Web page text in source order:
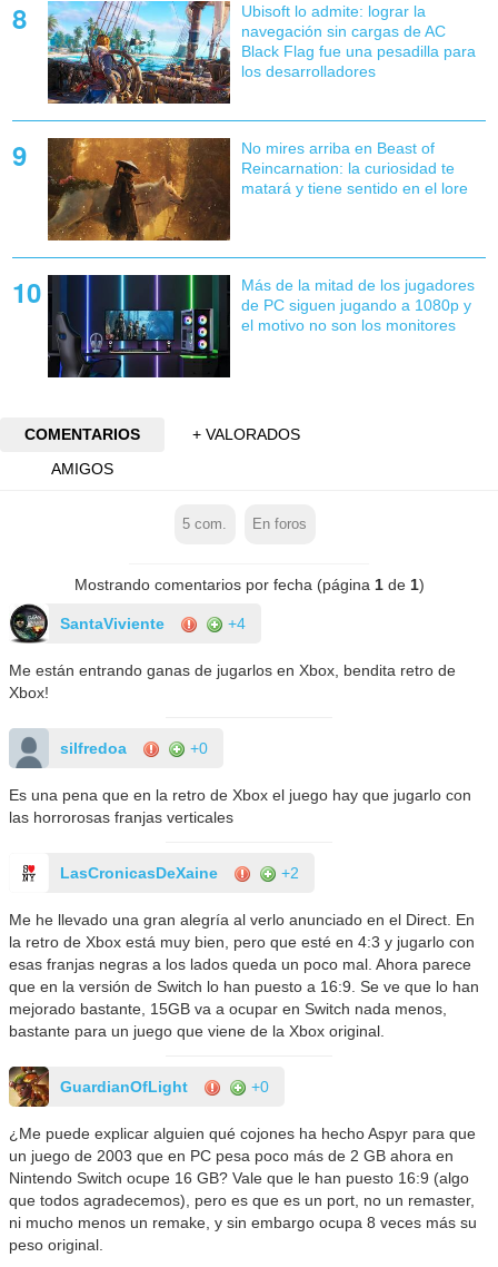
Ubisoft lo admite: lograr la
navegación sin cargas de AC
Black Flag fue una pesadilla para
los desarrolladores
No mires arriba en Beast of
Reincarnation: la curiosidad te
matará y tiene sentido en el lore
Más de la mitad de los jugadores
de PC siguen jugando a 1080p y
el motivo no son los monitores
COMENTARIOS
+ VALORADOS
AMIGOS
5 com. En foros
Mostrando comentarios por fecha (página 1de 1)
SantaViviente +4
Me están entrando ganas de jugarlos en Xbox, bendita retro de
Xbox!
silfredoa +0
Es una pena que en la retro de Xbox el juego hay que jugarlo con
las horrorosas franjas verticales
LasCronicasDeXaine +2
Me he llevado una gran alegría al verlo anunciado en el Direct. En
la retro de Xbox está muy bien, pero que esté en 4:3 y jugarlo con
esas franjas negras a los lados queda un poco mal. Ahora parece
que en la versión de Switch lo han puesto a 16:9. Se ve que lo han
mejorado bastante, 15GB va a ocupar en Switch nada menos,
bastante para un juego que viene de la Xbox original.
GuardianOfLight +0
¿Me puede explicar alguien qué cojones ha hecho Aspyr para que
un juego de 2003 que en PC pesa poco más de 2 GB ahora en
Nintendo Switch ocupe 16 GB? Vale que le han puesto 16:9 (algo
que todos agradecemos), pero es que es un port, no un remaster,
ni mucho menos un remake, y sin embargo ocupa 8 veces más su
peso original.